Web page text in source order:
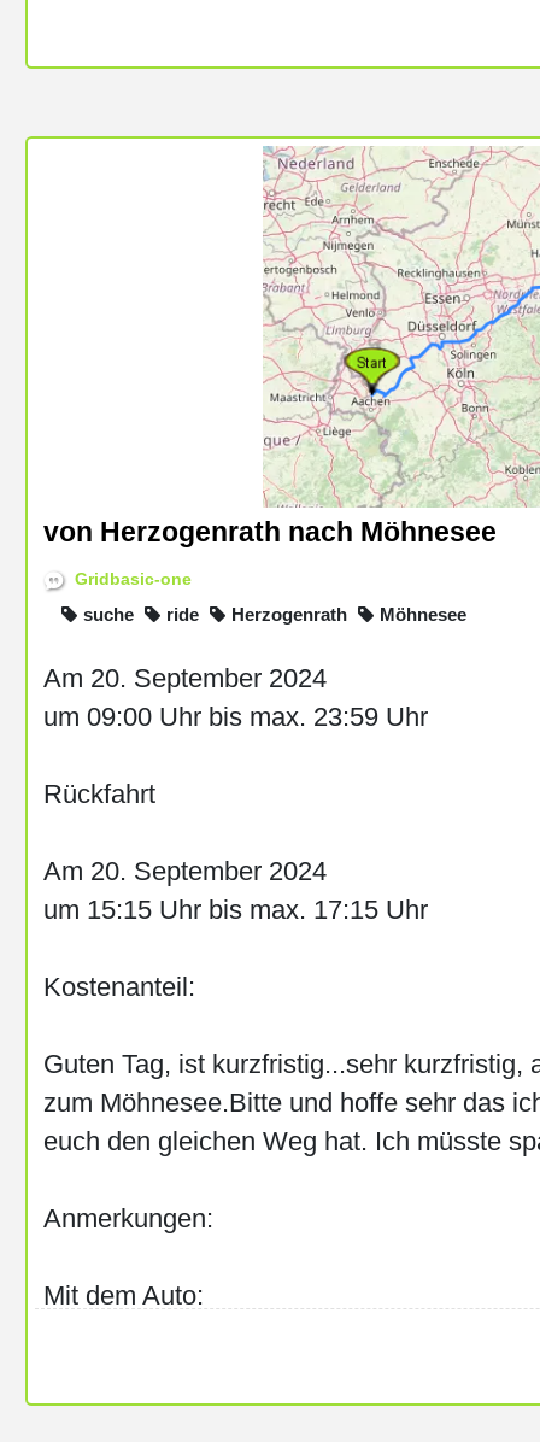
von Herzogenrath nach Möhnesee
Gridbasic-one
suche ride Herzogenrath Möhnesee
Am 20. September 2024
um 09:00 Uhr bis max. 23:59 Uhr
Rückfahrt
Am 20. September 2024
um 15:15 Uhr bis max. 17:15 Uhr
Kostenanteil:
Guten Tag, ist kurzfristig...sehr kurzfristig,
zum Möhnesee.Bitte und hoffe sehr das
euch den gleichen Weg hat. Ich müsste
Anmerkungen:
Mit dem Auto:
Kosten